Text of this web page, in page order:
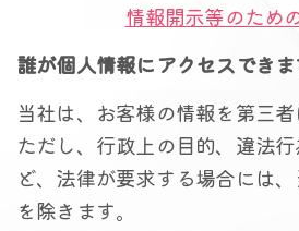
情報開示等のため
誰が個人情報にアクセスできま
当社は、お客様の情報を第三者
ただし、行政上の目的、違法
ど、法律が要求する場合には
を除きます。